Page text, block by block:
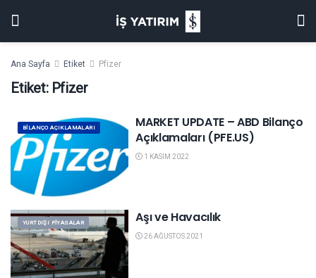
Ana Sayfa Etiket Pfizer
Etiket: Pfizer
BILANÇO AÇIKLAMALARI
MARKET UPDATE – ABD Bilanço
Açıklamaları (PFE.US)
1 KASIM 2022
YURTDIŞI PIYASALAR Aşı ve Havacılık
26 AĞUSTOS 2021